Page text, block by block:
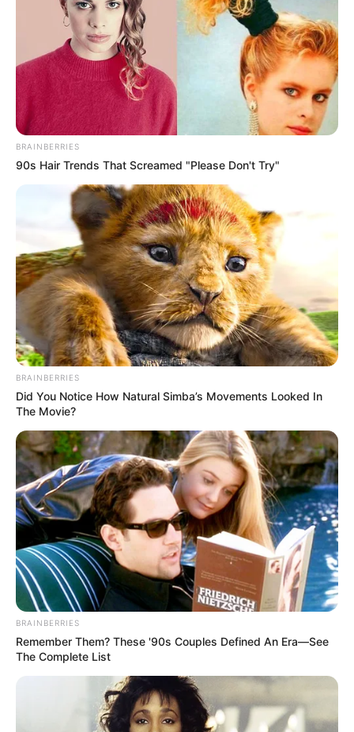
Αυτός που ελέγχει τον καιρό
ελέγχει τον κόσμο
ΠΟΛΕΜΟΣ ΜΕΣΑ ΣΤΟ
ΠΕΝΤΑΓΩΝΟ..
Ο ενεργειακός «Ψυχρός
Πόλεμος»
Οι Γερμανοί πολίτες ζητούν
ανοιχτά ρήξη με τις ΗΠΑ
μετά την επίθεση...
Κυβέρνηση των «ψεκασμένων» με ψέματα
και γελοιότητες!
Τρίτη, 6 Σεπτεμβρίου 2022, 0:29
Κυβέρνηση των «ψεκασμένων» με ψέματα...
εξωπλανήτης – Είναι
καλυμμένος από έναν βαθύ
δημόσιας υγείας κατάντησαν
«διεστραμμένοι» και «ηθικά
κατακριτέοι»
BRAINBERRIES
90s Hair Trends That Screamed "Please Don't Try"
BRAINBERRIES
Did You Notice How Natural Simba’s Movements Looked In
The Movie?
BRAINBERRIES
Remember Them? These '90s Couples Defined An Era—See
The Complete List